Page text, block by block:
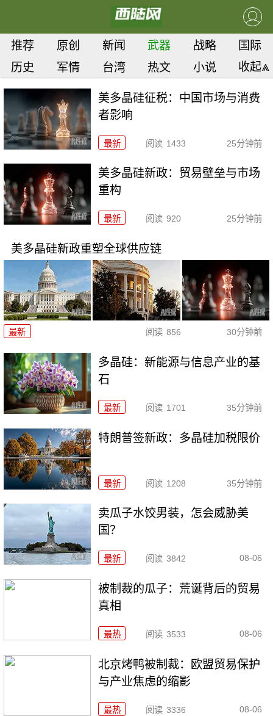
推荐 原创 新闻 武器 战略
国际
历史
军情 台湾 热文 小说 收起⩓
美多晶硅征税：中国市场与消费
者影响
最新 阅读 1433 25分钟前
美多晶硅新政：贸易壁垒与市场
重构
最新 阅读 920 25分钟前
美多晶硅新政重塑全球供应链
最新 阅读 856 30分钟前
多晶硅：新能源与信息产业的基
石
最新 阅读 1701 35分钟前
特朗普签新政：多晶硅加税限价
最新 阅读 1208 35分钟前
卖瓜子水饺男装，怎会威胁美
国？
最新 阅读 3842 08-06
被制裁的瓜子：荒诞背后的贸易
真相
最热 阅读 3533 08-06
北京烤鸭被制裁：欧盟贸易保护
与产业焦虑的缩影
最热 阅读 3336 08-06